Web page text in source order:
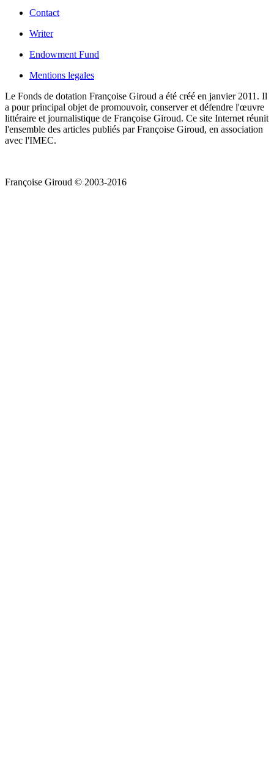
Contact
Writer
Endowment Fund
Mentions legales
Le Fonds de dotation Françoise Giroud a été créé en janvier 2011. Il
a pour principal objet de promouvoir, conserver et défendre l'œuvre
littéraire et journalistique de Françoise Giroud. Ce site Internet réunit
l'ensemble des articles publiés par Françoise Giroud, en association
avec l'IMEC.
Françoise Giroud © 2003-2016